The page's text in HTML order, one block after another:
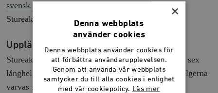
svensk politik och opinionsbildning
Stureakademin som talare.
Upplägg
Stureakademin består av två terminer och omfattar sex
långhelger (fredag–söndag) i Stockholm. Under helgerna
varvas föreläsningar med gruppövningar och
×
Denna webbplats
använder cookies
Denna webbplats använder cookies för
att förbättra användarupplevelsen.
Genom att använda vår webbplats
samtycker du till alla cookies i enlighet
med vår cookiepolicy. Läs mer